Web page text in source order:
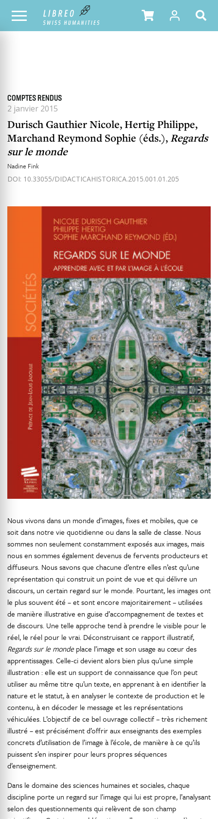
TOUS LES NUMÉROS SOMMAIRE DU NUMÉRO
COMPTES RENDUS
2 janvier 2015
Durisch Gauthier Nicole, Hertig Philippe,
Marchand Reymond Sophie (éds.), Regards
sur le monde
Nadine Fink
DOI: 10.33055/DIDACTICAHISTORICA.2015.001.01.205
Nous vivons dans un monde d’images, fixes et mobiles, que ce
soit dans notre vie quotidienne ou dans la salle de classe. Nous
sommes non seulement constamment exposés aux images, mais
nous en sommes également devenus de fervents producteurs et
diffuseurs. Nous savons que chacune d’entre elles n’est qu’une
représentation qui construit un point de vue et qui délivre un
discours, un certain regard sur le monde. Pourtant, les images ont
le plus souvent été – et sont encore majoritairement – utilisées
de manière illustrative en guise d’accompagnement de textes et
de discours. Une telle approche tend à prendre le visible pour le
réel, le réel pour le vrai. Déconstruisant ce rapport illustratif,
Regards sur le monde place l’image et son usage au cœur des
apprentissages. Celle-ci devient alors bien plus qu’une simple
illustration : elle est un support de connaissance que l’on peut
utiliser au même titre qu’un texte, en apprenant à en identifier la
nature et le statut, à en analyser le contexte de production et le
contenu, à en décoder le message et les représentations
véhiculées. L’objectif de ce bel ouvrage collectif – très richement
illustré – est précisément d’offrir aux enseignants des exemples
concrets d’utilisation de l’image à l’école, de manière à ce qu’ils
puissent s’en inspirer pour leurs propres séquences
d’enseignement.
Dans le domaine des sciences humaines et sociales, chaque
discipline porte un regard sur l’image qui lui est propre, l’analysant
selon des questionnements qui relèvent de son champ